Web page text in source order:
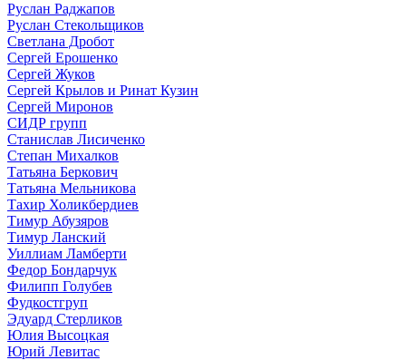
Руслан Раджапов
Руслан Стекольщиков
Светлана Дробот
Сергей Ерошенко
Сергей Жуков
Сергей Крылов и Ринат Кузин
Сергей Миронов
СИДР групп
Станислав Лисиченко
Степан Михалков
Татьяна Беркович
Татьяна Мельникова
Тахир Холикбердиев
Тимур Абузяров
Тимур Ланский
Уиллиам Ламберти
Федор Бондарчук
Филипп Голубев
Фудкостгруп
Эдуард Стерликов
Юлия Высоцкая
Юрий Левитас